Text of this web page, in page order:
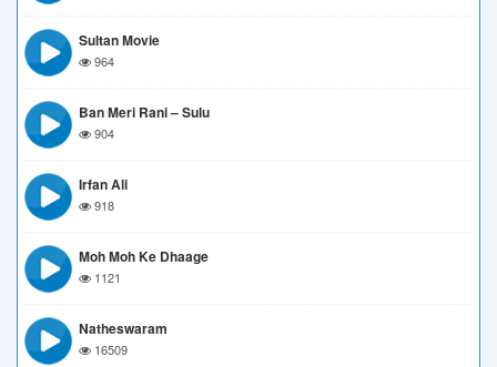
Sultan Movie
964
Ban Meri Rani – Sulu
904
Irfan Ali
918
Moh Moh Ke Dhaage
1121
Natheswaram
16509